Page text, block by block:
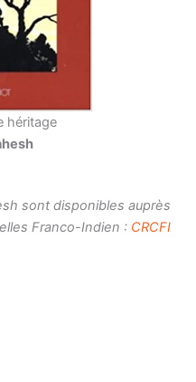
héritage
sont disponibles auprès
Franco-Indien : CRCFI